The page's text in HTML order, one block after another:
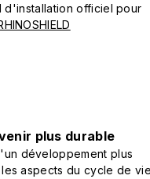
d'installation officiel pour
plus durable
développement plus
aspects du cycle de